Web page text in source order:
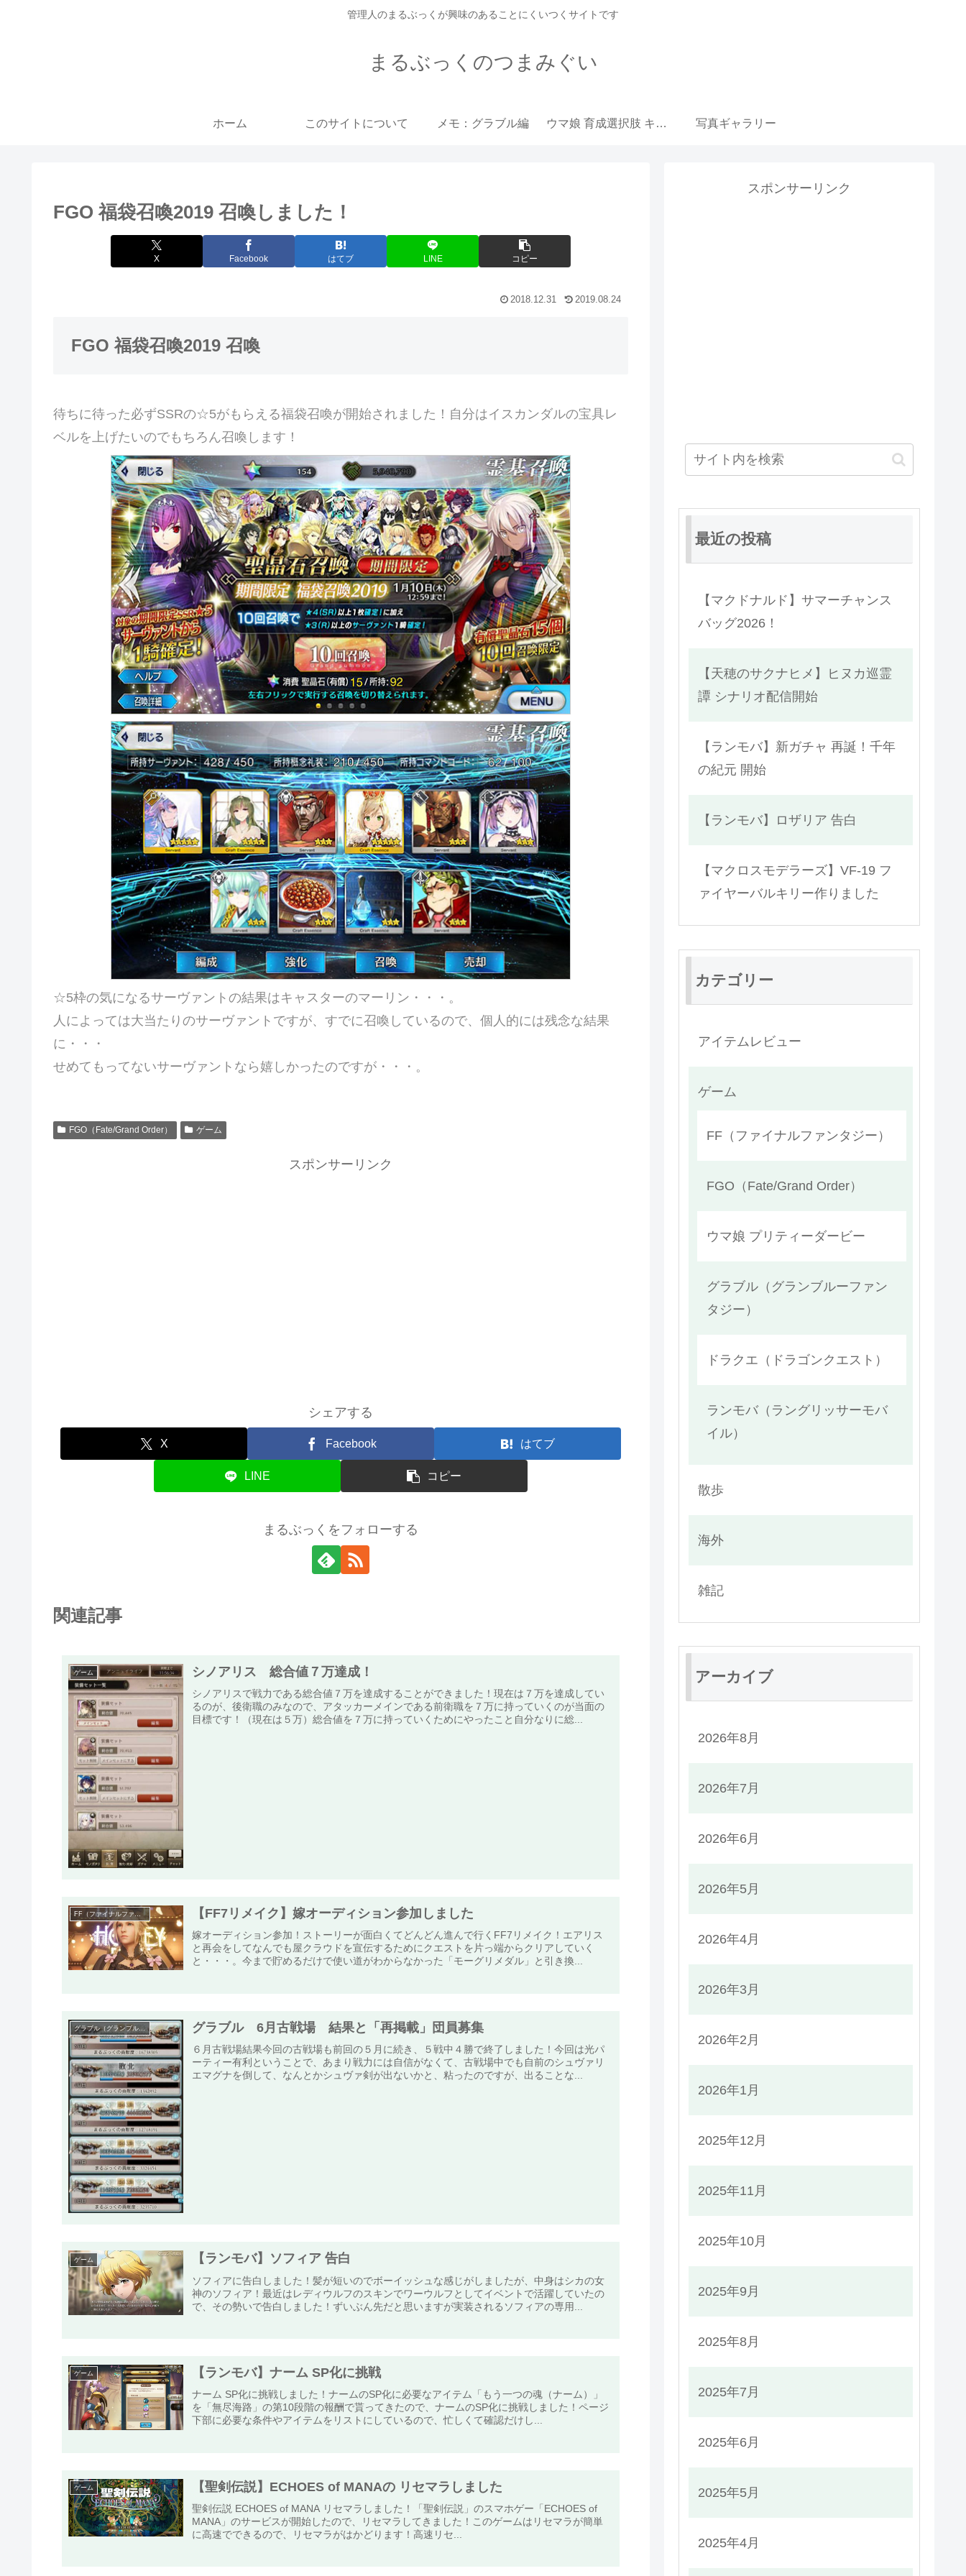
管理人のまるぶっくが興味のあることにくいつくサイトです
まるぶっくのつまみぐい
ホーム このサイトについて メモ：グラブル編 ウマ娘 育成選択肢 キャラ一覧リンク集 写真ギャラリー
FGO 福袋召喚2019 召喚しました！
X Facebook はてブ LINE コピー
2018.12.31 2019.08.24
FGO 福袋召喚2019 召喚
待ちに待った必ずSSRの☆5がもらえる福袋召喚が開始されました！自分はイスカンダルの宝具レ
ベルを上げたいのでもちろん召喚します！
☆5枠の気になるサーヴァントの結果はキャスターのマーリン・・・。
人によっては大当たりのサーヴァントですが、すでに召喚しているので、個人的には残念な結果
に・・・
せめてもってないサーヴァントなら嬉しかったのですが・・・。
FGO（Fate/Grand Order） ゲーム
スポンサーリンク
シェアする
X Facebook はてブ
LINE コピー
まるぶっくをフォローする
関連記事
ゲーム シノアリス 総合値７万達成！
シノアリスで戦力である総合値７万を達成することができました！現在は７万を達成してい
るのが、後衛職のみなので、アタッカーメインである前衛職を７万に持っていくのが当面の
目標です！（現在は５万）総合値を７万に持っていくためにやったこと自分なりに総...
FF（ファイナルファンタジー） 【FF7リメイク】嫁オーディション参加しました
嫁オーディション参加！ストーリーが面白くてどんどん進んで行くFF7リメイク！エアリス
と再会をしてなんでも屋クラウドを宣伝するためにクエストを片っ端からクリアしていく
と・・・。今まで貯めるだけで使い道がわからなかった「モーグリメダル」と引き換...
グラブル 6月古戦場 結果と「再掲載」団員募集
６月古戦場結果今回の古戦場も前回の５月に続き、５戦中４勝で終了しました！今回は光パ
ーティー有利ということで、あまり戦力には自信がなくて、古戦場中でも自前のシュヴァリ
エマグナを倒して、なんとかシュヴァ剣が出ないかと、粘ったのですが、出ることな...
ゲーム 【ランモバ】ソフィア 告白
ソフィアに告白しました！髪が短いのでボーイッシュな感じがしましたが、中身はシカの女
神のソフィア！最近はレディウルフのスキンでワーウルフとしてイベントで活躍していたの
で、その勢いで告白しました！ずいぶん先だと思いますが実装されるソフィアの専用...
ゲーム 【ランモバ】ナーム SP化に挑戦
ナーム SP化に挑戦しました！ナームのSP化に必要なアイテム「もう一つの魂（ナーム）」
を「無尽海路」の第10段階の報酬で貰ってきたので、ナームのSP化に挑戦しました！ページ
下部に必要な条件やアイテムをリストにしているので、忙しくて確認だけし...
ゲーム 【聖剣伝説】ECHOES of MANAの リセマラしました
聖剣伝説 ECHOES of MANA リセマラしました！「聖剣伝説」のスマホゲー「ECHOES of
MANA」のサービスが開始したので、リセマラしてきました！このゲームはリセマラが簡単
に高速でできるので、リセマラがはかどります！高速リセ...
スポンサーリンク
最近の投稿
【マクドナルド】サマーチャンス
バッグ2026！
【天穂のサクナヒメ】ヒヌカ巡霊
譚 シナリオ配信開始
【ランモバ】新ガチャ 再誕！千年
の紀元 開始
【ランモバ】ロザリア 告白
【マクロスモデラーズ】VF-19 フ
ァイヤーバルキリー作りました
カテゴリー
アイテムレビュー
ゲーム
FF（ファイナルファンタジー）
FGO（Fate/Grand Order）
ウマ娘 プリティーダービー
グラブル（グランブルーファン
タジー）
ドラクエ（ドラゴンクエスト）
ランモバ（ラングリッサーモバ
イル）
散歩
海外
雑記
アーカイブ
2026年8月
2026年7月
2026年6月
2026年5月
2026年4月
2026年3月
2026年2月
2026年1月
2025年12月
2025年11月
2025年10月
2025年9月
2025年8月
2025年7月
2025年6月
2025年5月
2025年4月